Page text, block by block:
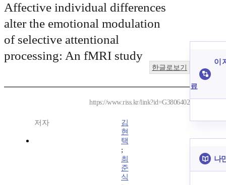
Affective individual differences
alter the emotional modulation
of selective attentional
processing: An fMRI study
한글로보기
https://www.riss.kr/link?id=G3806402
저자
김
현
택
;
최
준
식
이
료
나